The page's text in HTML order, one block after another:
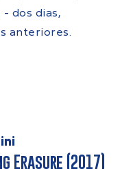
dos dias,
anteriores.
Erasure (2017)